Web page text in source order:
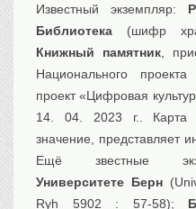
Известный экземпляр:
Библиотека (шифр
Книжный памятник ,
Национального
проект «Цифровая
14. 04. 2023 г.. Карта
значение, представляет
Ещё звестные
Университете Берн
Ryh 5902 : 57-58);